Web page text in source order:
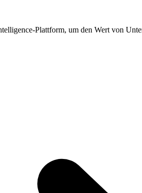
Plattform, um den Wert von